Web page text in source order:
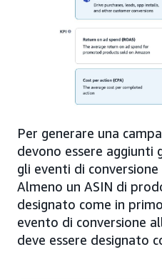
Per generare una
devono essere aggiunti
gli eventi di
Almeno un ASIN di
designato come in
evento di conversione
deve essere designato